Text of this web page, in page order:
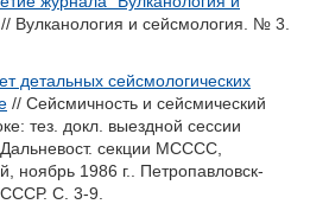
// Вулканология и сейсмология. № 3.
детальных сейсмологических
// Сейсмичность и сейсмический
тез. докл. выездной сессии
секции МСССС,
ноябрь 1986 г.. Петропавловск-
С. 3-9.